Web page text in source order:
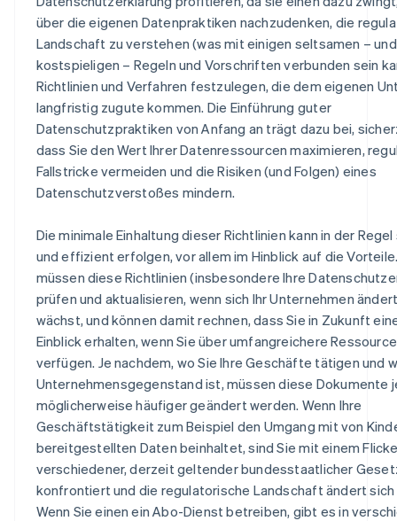
über die eigenen Datenpraktiken nachzudenken, die
Landschaft zu verstehen (was mit einigen seltsamen – und
kostspieligen – Regeln und Vorschriften verbunden sein
Richtlinien und Verfahren festzulegen, die dem eigenen
langfristig zugute kommen. Die Einführung guter
Datenschutzpraktiken von Anfang an trägt dazu bei,
dass Sie den Wert Ihrer Datenressourcen maximieren,
Fallstricke vermeiden und die Risiken (und Folgen) eines
Datenschutzverstoßes mindern.
Die minimale Einhaltung dieser Richtlinien kann in der
und effizient erfolgen, vor allem im Hinblick auf die
müssen diese Richtlinien (insbesondere Ihre
prüfen und aktualisieren, wenn sich Ihr Unternehmen
wächst, und können damit rechnen, dass Sie in Zukunft
Einblick erhalten, wenn Sie über umfangreichere
verfügen. Je nachdem, wo Sie Ihre Geschäfte tätigen und
Unternehmensgegenstand ist, müssen diese Dokumente
möglicherweise häufiger geändert werden. Wenn Ihre
Geschäftstätigkeit zum Beispiel den Umgang mit von
bereitgestellten Daten beinhaltet, sind Sie mit einem
verschiedener, derzeit geltender bundesstaatlicher
konfrontiert und die regulatorische Landschaft ändert
Wenn Sie einen ein Abo-Dienst betreiben, gibt es in
English
Belgien
NederlandsFrançaisDeutschEnglish
Brasilien
Português English
Bulgarien
English
Dänemark
English
Deutschland
DeutschEnglish